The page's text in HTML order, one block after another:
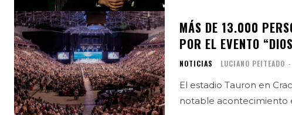
MÁS DE 13.000
POR EL EVENTO
NOTICIAS LUCIANO PEITEADO -
El estadio Tauron en
notable acontecimiento